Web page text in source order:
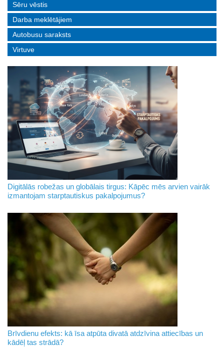
Sēru vēstis
Darba meklētājiem
Autobusu saraksts
Virtuve
Digitālās robežas un globālais tirgus: Kāpēc mēs arvien vairāk
izmantojam starptautiskus pakalpojumus?
Brīvdienu efekts: kā īsa atpūta divatā atdzīvina attiecības un
kādēļ tas strādā?